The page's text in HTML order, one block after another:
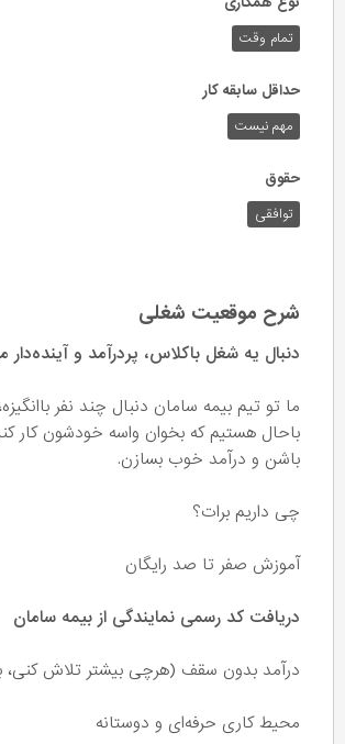
تمام وقت
حداقل سابقه کار
مهم نیست
حقوق
توافقی
شرح موقعیت شغلی
دنبال یه شغل باکلاس، پردرآمد و
ما تو تیم بیمه سامان دنبال چند نفر
باحال هستیم که بخوان واسه خودشون کار
باشن و درآمد خوب بسازن.
چی داریم برات؟
آموزش صفر تا صد رایگان
دریافت کد رسمی نمایندگی از بیمه سامان
درآمد بدون سقف (هرچی بیشتر تلاش کنی،
محیط کاری حرفه‌ای و دوستانه